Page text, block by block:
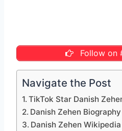
Follow on
Navigate the Post
TikTok Star Danish
Danish Zehen
Danish Zehen